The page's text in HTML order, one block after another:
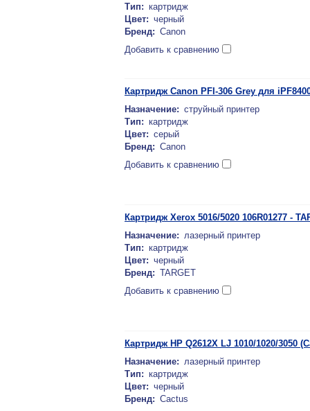
Тип: картридж
Цвет: черный
Бренд: Canon
Добавить к сравнению
Картридж Canon PFI-306 Grey для
Назначение: струйный принтер
Тип: картридж
Цвет: серый
Бренд: Canon
Добавить к сравнению
Картридж Xerox 5016/5020 106R01277 -
Назначение: лазерный принтер
Тип: картридж
Цвет: черный
Бренд: TARGET
Добавить к сравнению
Картридж HP Q2612X LJ 1010/1020/3050
Назначение: лазерный принтер
Тип: картридж
Цвет: черный
Бренд: Cactus